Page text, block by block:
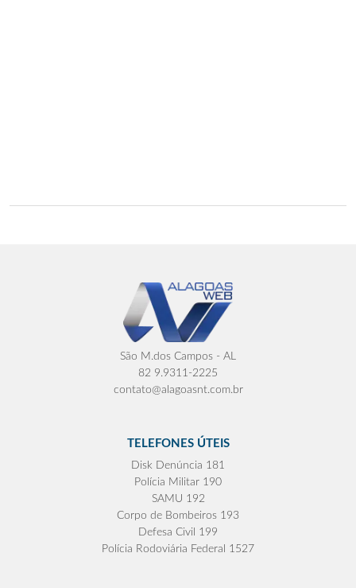
São M.dos Campos - AL
82 9.9311-2225
contato@alagoasnt.com.br
TELEFONES ÚTEIS
Disk Denúncia 181
Polícia Militar 190
SAMU 192
Corpo de Bombeiros 193
Defesa Civil 199
Polícia Rodoviária Federal 1527